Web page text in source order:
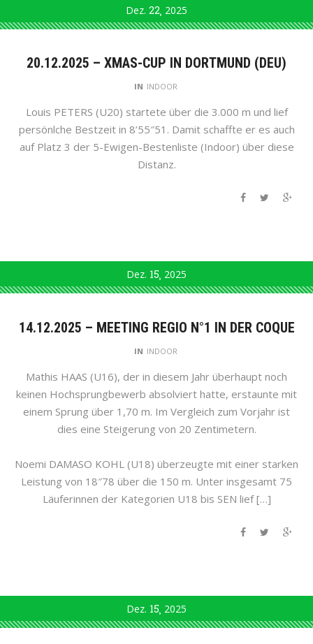
Dez. 22 2025
20.12.2025 – XMAS-CUP IN DORTMUND (DEU)
IN INDOOR
Louis PETERS (U20) startete über die 3.000 m und lief
persönlche Bestzeit in 8’55″51. Damit schaffte er es auch
auf Platz 3 der 5-Ewigen-Bestenliste (Indoor) über diese
Distanz.
Dez. 15 2025
14.12.2025 – MEETING REGIO N°1 IN DER COQUE
IN INDOOR
Mathis HAAS (U16), der in diesem Jahr überhaupt noch
keinen Hochsprungbewerb absolviert hatte, erstaunte mit
einem Sprung über 1,70 m. Im Vergleich zum Vorjahr ist
dies eine Steigerung von 20 Zentimetern.
Noemi DAMASO KOHL (U18) überzeugte mit einer starken
Leistung von 18″78 über die 150 m. Unter insgesamt 75
Läuferinnen der Kategorien U18 bis SEN lief […]
Dez. 15 2025